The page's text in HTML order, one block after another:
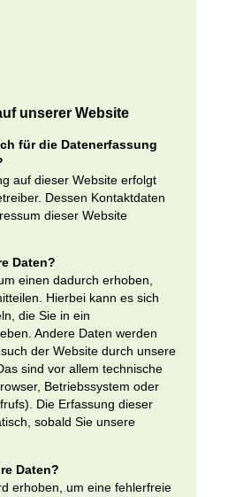
unserer Website
für die Datenerfassung
auf dieser Website erfolgt
Dessen Kontaktdaten
dieser Website
Daten?
einen dadurch erhoben,
Hierbei kann es sich
die Sie in ein
Andere Daten werden
der Website durch unsere
sind vor allem technische
Betriebssystem oder
Die Erfassung dieser
sobald Sie unsere
Daten?
erhoben, um eine fehlerfreie